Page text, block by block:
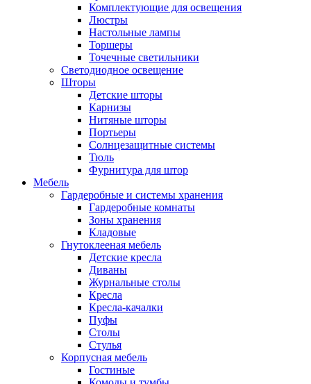
Комплектующие для освещения
Люстры
Настольные лампы
Торшеры
Точечные светильники
Светодиодное освещение
Шторы
Детские шторы
Карнизы
Нитяные шторы
Портьеры
Солнцезащитные системы
Тюль
Фурнитура для штор
Мебель
Гардеробные и системы хранения
Гардеробные комнаты
Зоны хранения
Кладовые
Гнутоклееная мебель
Детские кресла
Диваны
Журнальные столы
Кресла
Кресла-качалки
Пуфы
Столы
Стулья
Корпусная мебель
Гостиные